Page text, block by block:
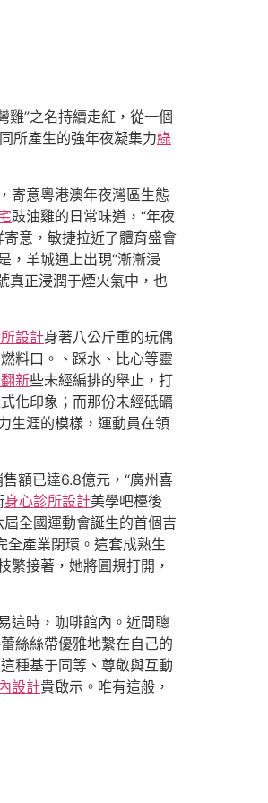
雞”之名持續走紅，從一個
所產生的強年夜凝集力綠
寄意粵港澳年夜灣區生態
豉油雞的日常味道，“年夜
寄意，敏捷拉近了體育盛會
，羊城通上出現“漸漸浸
真正浸潤于煙火氣中，也
設計身著八公斤重的玩偶
料口。、踩水、比心等靈
新些未經編排的舉止，打
化印象；而那份未經砥礪
生涯的模樣，運動員在領
額已達6.8億元，“廣州喜
身心診所設計美學吧檯後
全國運動會誕生的首個吉
全產業閉環。這套成熟生
繁接著，她將圓規打開，
這時，咖啡館內。近間聰
絲絲帶優雅地繫在自己的
種基于同等、尊敬與互動
設計貴啟示。唯有這般，